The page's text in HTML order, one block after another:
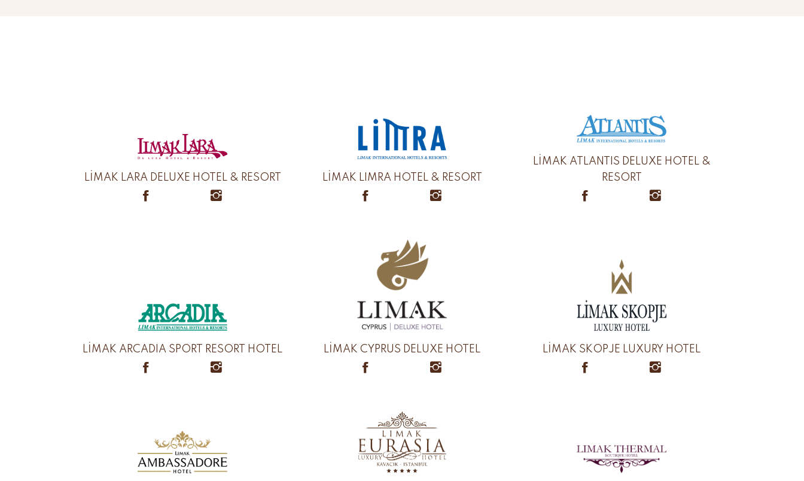
LİMAK LARA DELUXE HOTEL & RESORT LİMAK LIMRA HOTEL & RESORT
LİMAK ATLANTIS DELUXE HOTEL &
RESORT
LİMAK ARCADIA SPORT RESORT HOTEL LİMAK CYPRUS DELUXE HOTEL LİMAK SKOPJE LUXURY HOTEL